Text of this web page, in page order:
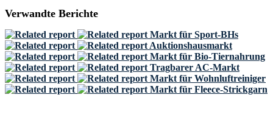
Verwandte Berichte
Markt für Sport-BHs
Auktionshausmarkt
Markt für Bio-Tiernahrung
Tragbarer AC-Markt
Markt für Wohnluftreiniger
Markt für Fleece-Strickgarn